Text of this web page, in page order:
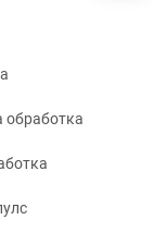
обработка